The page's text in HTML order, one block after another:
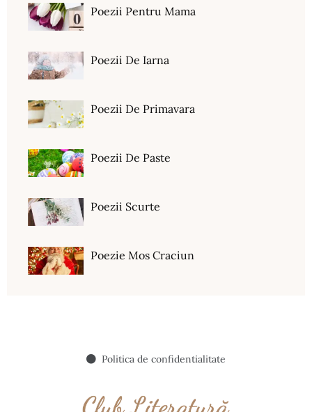
Poezii Pentru Mama
Poezii De Iarna
Poezii De Primavara
Poezii De Paste
Poezii Scurte
Poezie Mos Craciun
Politica de confidentialitate